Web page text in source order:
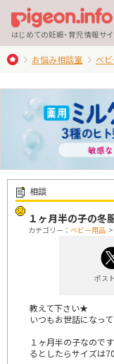
はじめての妊娠・育児情報サイ
お悩み相談室 ベ
相談
１ヶ月半の子の冬
カテゴリー： ベビー用品 >
ポス
教えて下さい★
いつもお世話になっ
１ヶ月半の子なので
るとしたらサイズは